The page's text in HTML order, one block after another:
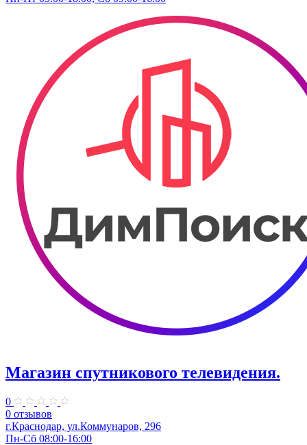
Магазин спутникового телевидения.
0
0 отзывов
г.Краснодар, ул.Коммунаров, 296
Пн-Сб 08:00-16:00